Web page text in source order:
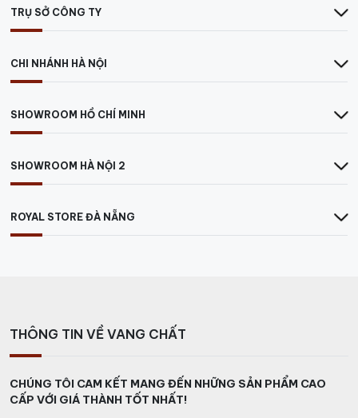
TRỤ SỞ CÔNG TY
CHI NHÁNH HÀ NỘI
SHOWROOM HỒ CHÍ MINH
SHOWROOM HÀ NỘI 2
ROYAL STORE ĐÀ NẴNG
THÔNG TIN VỀ VANG CHẤT
CHÚNG TÔI CAM KẾT MANG ĐẾN NHỮNG SẢN PHẨM CAO
CẤP VỚI GIÁ THÀNH TỐT NHẤT!